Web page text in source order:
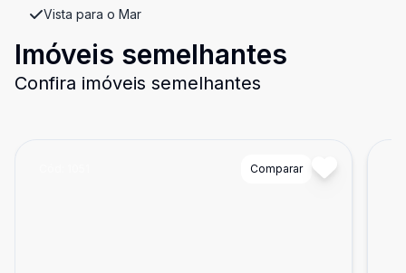
Vista para o Mar
Imóveis semelhantes
Confira imóveis semelhantes
Comparar